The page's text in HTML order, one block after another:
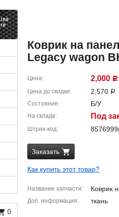
Коврик на
Legacy wagon
Цена 2,000 Р
Цена до скидки 2,570 Р
Состояние Б/У
На складе Под
Штрих-код
Заказать
Как купить этот товар?
Название запчасти Коврик
Доп. информация ткань
0